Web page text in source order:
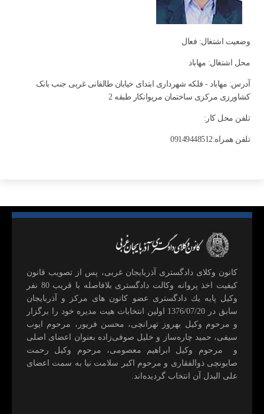
وضعیت اشتغال: فعال
محل اشتغال: مهاباد
آدرس: مهاباد - فلکه شهرداری ابتدای خیابان طالقانی غربی جنب بانک
کشاورزی مرکزی ساختمان مریوانکار طبقه 2
تلفن محل کار:
تلفن همراه:09149448512
كانون وكلای دادگستری آذربايجان غربی، پس از تصويب قانون
كيفيت اخذ پروانه وكالت دادگستری بلافاصله با قريب 80 نفر
وكيل پايه يك دادگستری عضو كانون های مركز و آذربايجان
سابق در 1376/07/20 اولين انتخابات هيت مديره خود را برگزار
و مرحوم وکیل بهروز تهرانچی، محسن فريور، مرحوم ايوب
سيفی، حميد چاره‌ساز و خليل صوفی‌زاده بعنوان اعضای اصلی
و مرحوم وکیل ابراهيم معصومی، مرحوم وکیل رحمت
صابونچی ذوالفقاری و مرحوم اكبر سلامت نيا به سمت اعضای
علی البدل آن انتخاب گرديده‌اند.